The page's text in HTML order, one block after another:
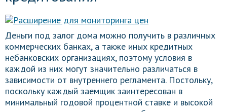
Деньги под залог дома можно получить в различных
коммерческих банках, а также иных кредитных
небанковских организациях, поэтому условия в
каждой из них могут значительно различаться в
зависимости от внутреннего регламента. Постольку,
поскольку каждый заемщик заинтересован в
минимальный годовой процентной ставке и высокой